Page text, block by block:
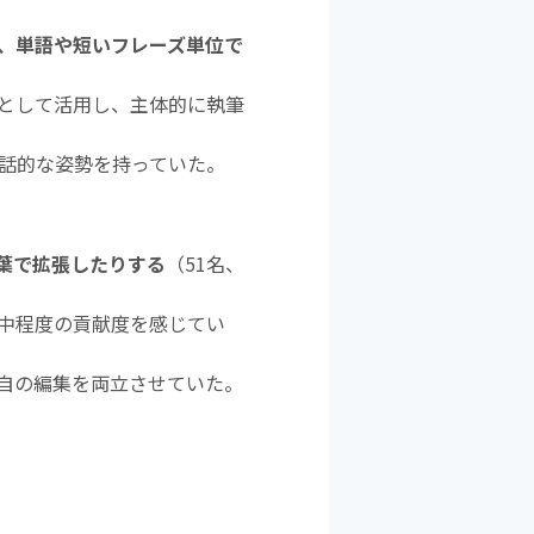
単語や短いフレーズ単位で
して活用し、主体的に執筆
な姿勢を持っていた。
で拡張したりする （51名、
程度の貢献度を感じてい
編集を両立させていた。